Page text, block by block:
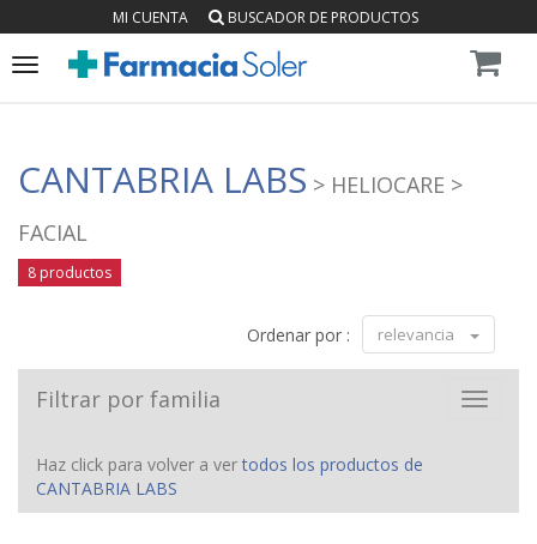
MI CUENTA BUSCADOR DE PRODUCTOS
Toggle
CANTABRIA LABS > HELIOCARE >
FACIAL
8 productos
Ordenar por : relevancia
Toggle
Filtrar por familia
Haz click para volver a vertodos los productos de
CANTABRIA LABS